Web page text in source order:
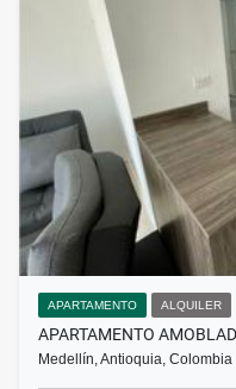
APARTAMENTO ALQUILER
APARTAMENTO
Medellín, Antioquia, Colombia